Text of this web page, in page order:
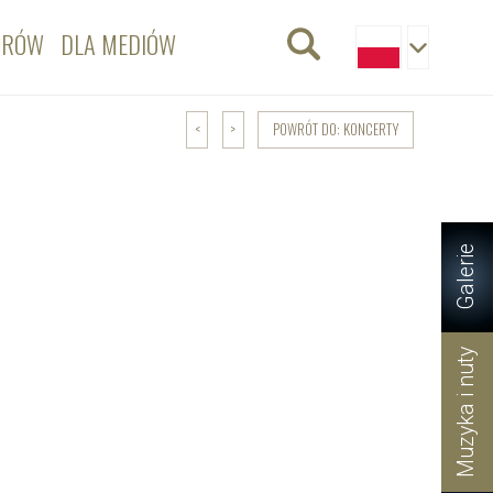
Galerie
Muzyka i nuty
DLA MEDIÓW
< > POWRÓT DO: KONCERTY